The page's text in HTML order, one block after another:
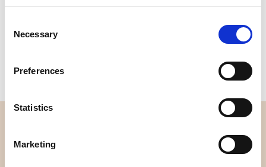
Selection
Necessary
Preferences
Statistics
Marketing
100% bomuld
Hvem er vi